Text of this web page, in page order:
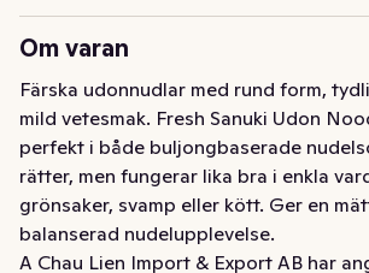
Om varan
Färska udonnudlar med rund form,
mild vetesmak. Fresh Sanuki Udon
perfekt i både buljongbaserade
rätter, men fungerar lika bra i enkla
grönsaker, svamp eller kött. Ger en
balanserad nudelupplevelse.
A Chau Lien Import & Export AB har